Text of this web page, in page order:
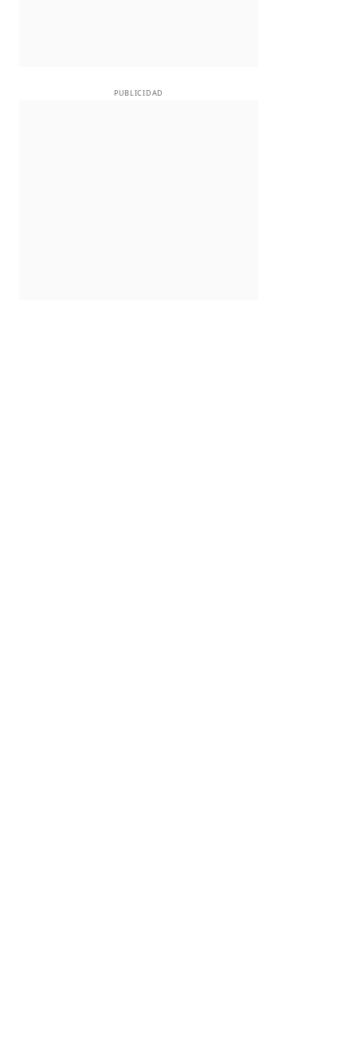
PUBLICIDAD